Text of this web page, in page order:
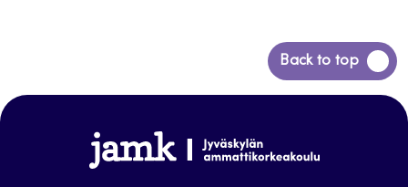
Back to top
Siirry
takaisin
www.jamk.fi